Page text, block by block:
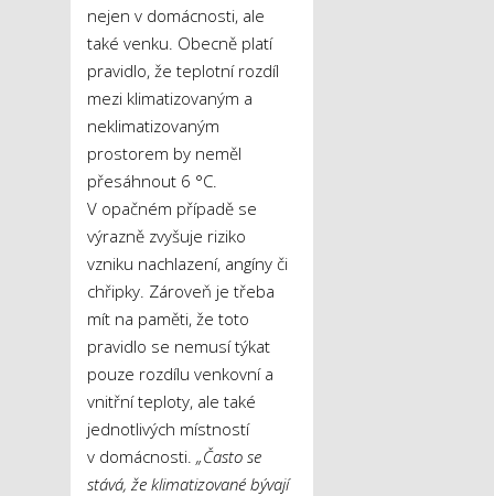
nejen v domácnosti, ale
také venku. Obecně platí
pravidlo, že teplotní rozdíl
mezi klimatizovaným a
neklimatizovaným
prostorem by neměl
přesáhnout 6 °C.
V opačném případě se
výrazně zvyšuje riziko
vzniku nachlazení, angíny či
chřipky. Zároveň je třeba
mít na paměti, že toto
pravidlo se nemusí týkat
pouze rozdílu venkovní a
vnitřní teploty, ale také
jednotlivých místností
v domácnosti. „Často se
stává, že klimatizované bývají